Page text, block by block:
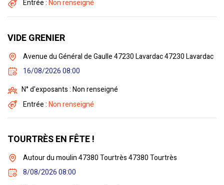
Entrée :Non renseigné
VIDE GRENIER
Avenue du Général de Gaulle 47230 Lavardac 47230 Lavardac
16/08/2026 08:00
N° d'exposants : Non renseigné
Entrée :Non renseigné
TOURTRÈS EN FÊTE !
Autour du moulin 47380 Tourtrès 47380 Tourtrès
8/08/2026 08:00